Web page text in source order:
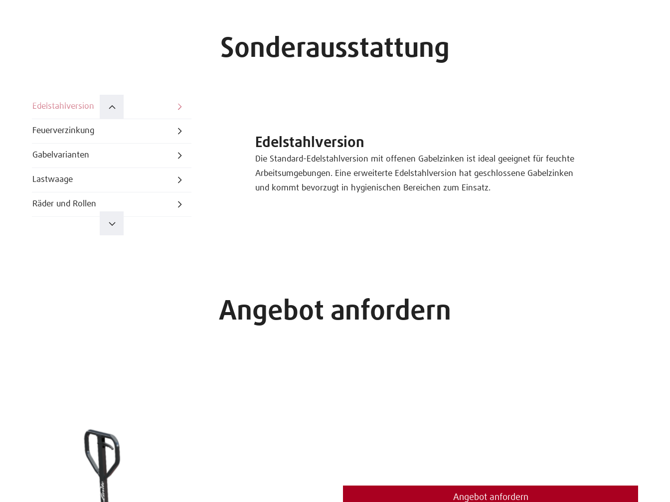
Sonderausstattung
Edelstahlversion
Feuerverzinkung
Gabelvarianten
Lastwaage
Räder und Rollen
Edelstahlversion
Die Standard-Edelstahlversion mit offenen Gabelzinken ist ideal geeignet für feuchte
Arbeitsumgebungen. Eine erweiterte Edelstahlversion hat geschlossene Gabelzinken
und kommt bevorzugt in hygienischen Bereichen zum Einsatz.
Angebot anfordern
Angebot anfordern